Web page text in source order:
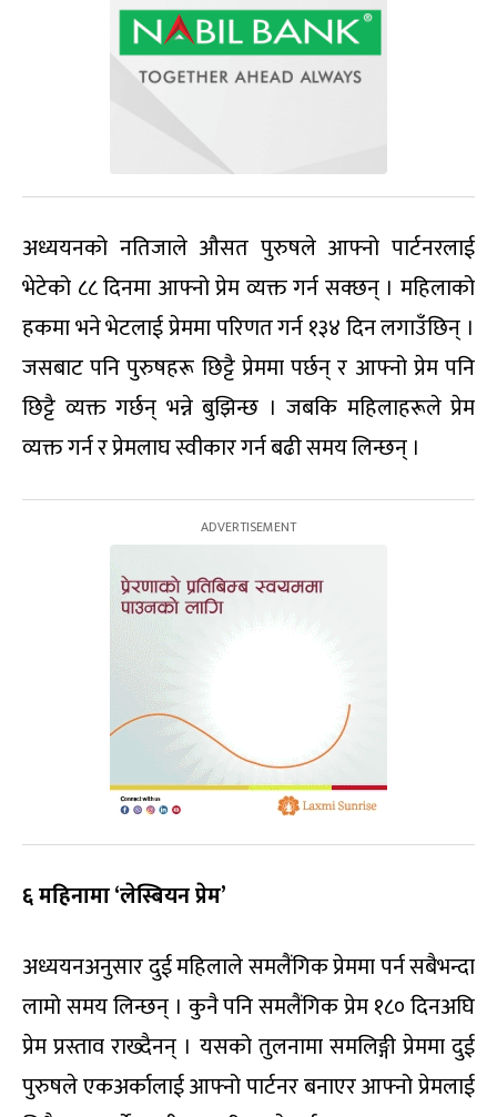
अध्ययनको नतिजाले औसत पुरुषले आफ्नो पार्टनरलाई
भेटेको ८८ दिनमा आफ्नो प्रेम व्यक्त गर्न सक्छन् । महिलाको
हकमा भने भेटलाई प्रेममा परिणत गर्न १३४ दिन लगाउँछिन् ।
जसबाट पनि पुरुषहरू छिट्टै प्रेममा पर्छन् र आफ्नो प्रेम पनि
छिट्टै व्यक्त गर्छन् भन्ने बुझिन्छ । जबकि महिलाहरूले प्रेम
व्यक्त गर्न र प्रेमलाघ स्वीकार गर्न बढी समय लिन्छन् ।
६ महिनामा ‘लेस्बियन प्रेम’
अध्ययनअनुसार दुई महिलाले समलैंगिक प्रेममा पर्न सबैभन्दा
लामो समय लिन्छन् । कुनै पनि समलैंगिक प्रेम १८० दिनअघि
प्रेम प्रस्ताव राख्दैनन् । यसको तुलनामा समलिङ्गी प्रेममा दुई
पुरुषले एकअर्कालाई आफ्नो पार्टनर बनाएर आफ्नो प्रेमलाई